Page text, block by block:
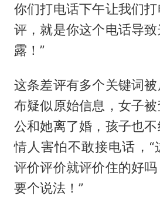
你们打电话下午让我们
评，就是你这个电话导
露！”
这条差评有多个关键词
布疑似原始信息，女子
公和她离了婚，孩子也不
情人害怕不敢接电话，“
评价评价就评价住的好
要个说法！”